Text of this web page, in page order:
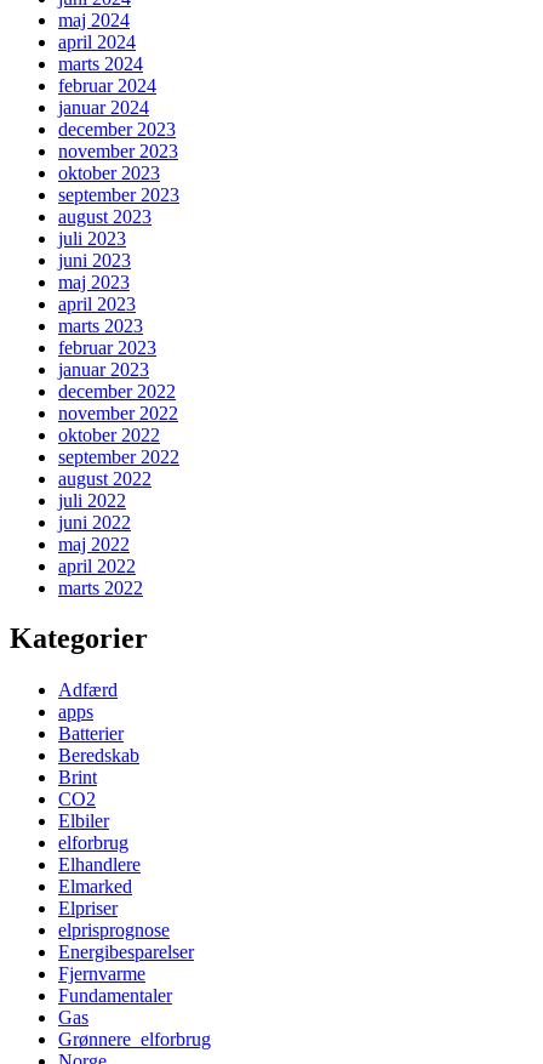
maj 2024
april 2024
marts 2024
februar 2024
januar 2024
december 2023
november 2023
oktober 2023
september 2023
august 2023
juli 2023
juni 2023
maj 2023
april 2023
marts 2023
februar 2023
januar 2023
december 2022
november 2022
oktober 2022
september 2022
august 2022
juli 2022
juni 2022
maj 2022
april 2022
marts 2022
Kategorier
Adfærd
apps
Batterier
Beredskab
Brint
CO2
Elbiler
elforbrug
Elhandlere
Elmarked
Elpriser
elprisprognose
Energibesparelser
Fjernvarme
Fundamentaler
Gas
Grønnere_elforbrug